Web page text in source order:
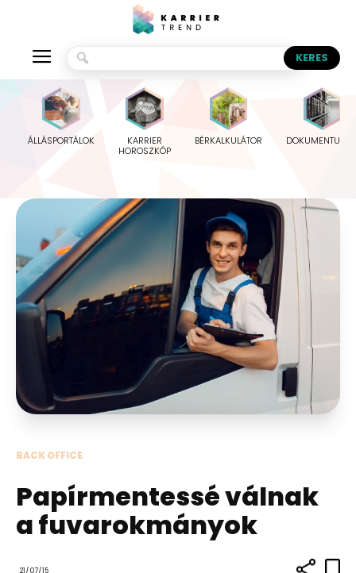
ÁLLÁSPORTÁLOK
KARRIER
HOROSZKÓP
BÉRKALKULÁTOR
BACK OFFICE
Papírmentessé válnak
a fuvarokmányok
21/07/15